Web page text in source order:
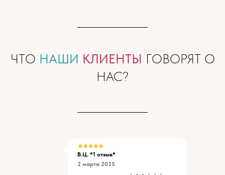
ЧТО НАШИ КЛИЕНТЫ ГОВОРЯТ О
НАС?
В.Ц. *1 отзыв*
2 марта 2025